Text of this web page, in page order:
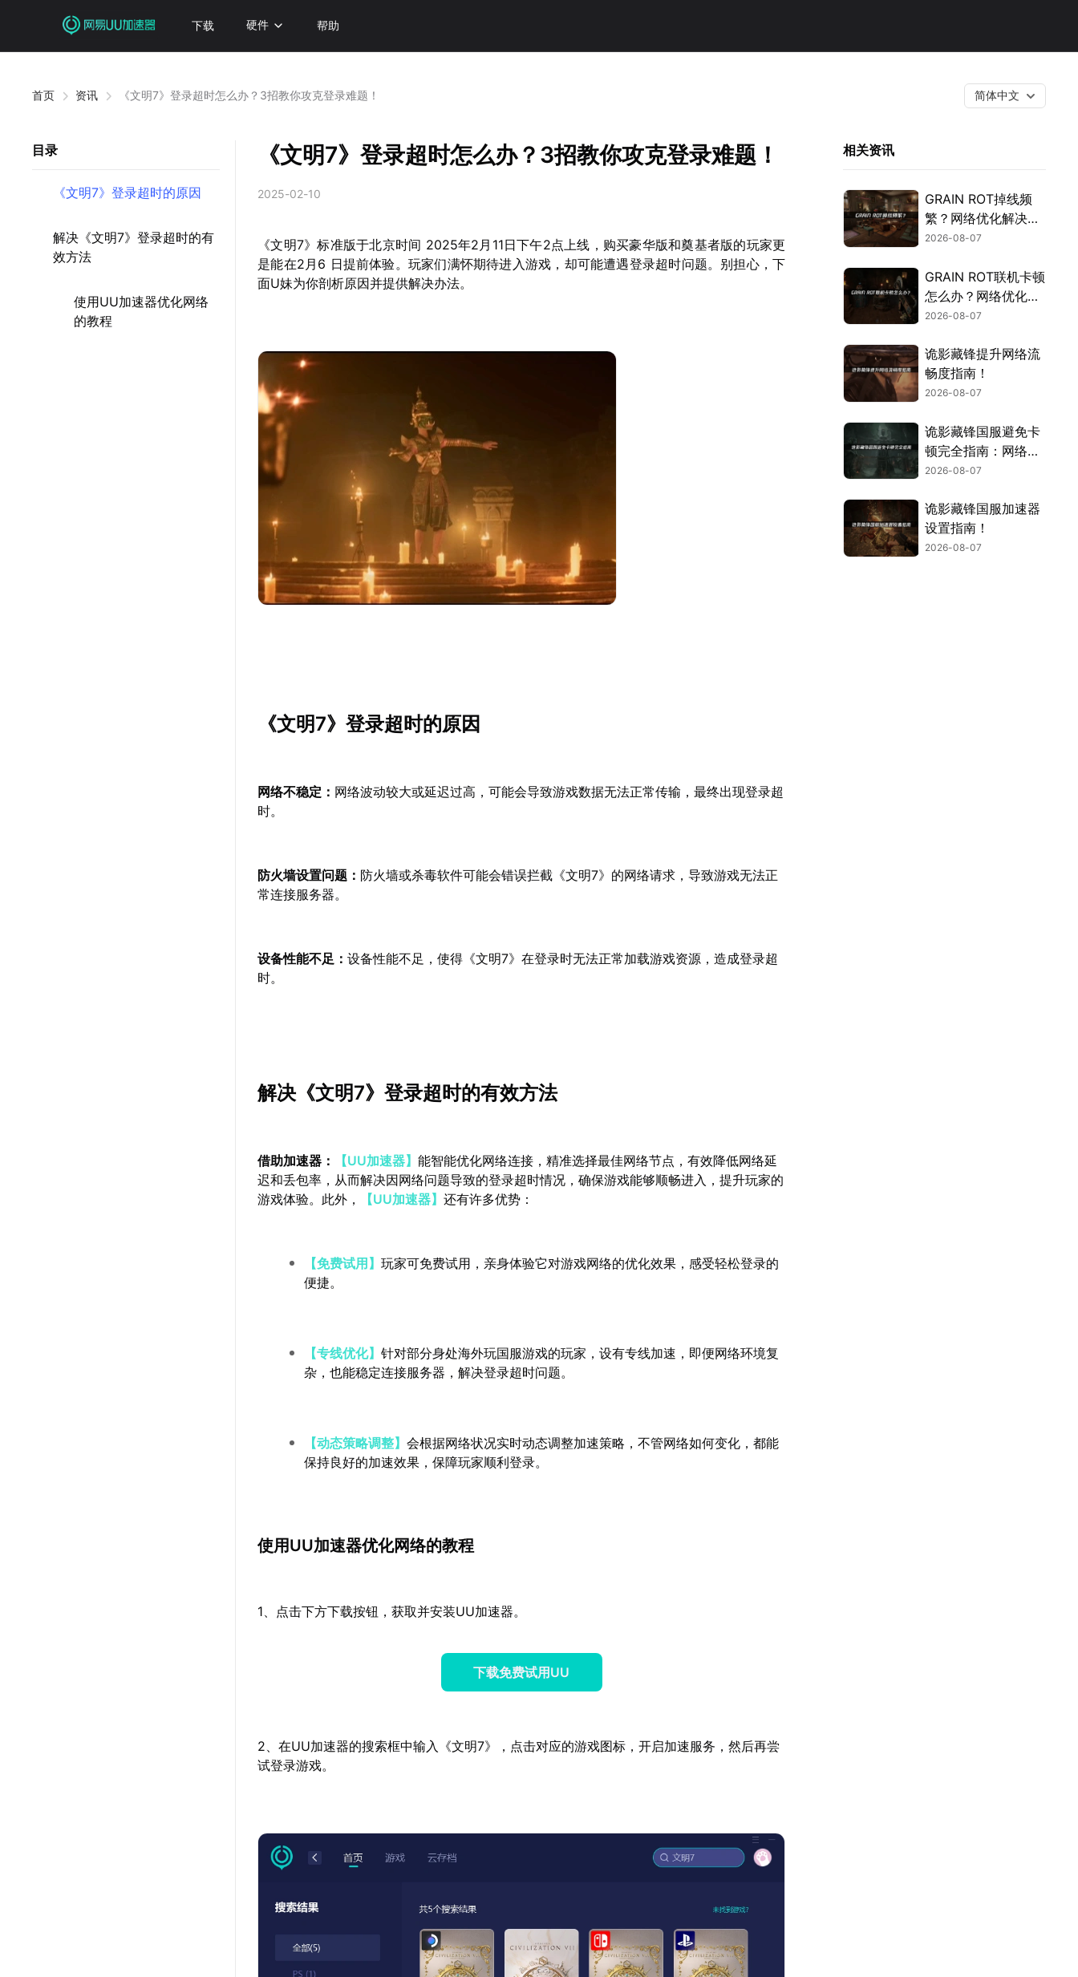
下载 硬件 帮助
首页 资讯 《文明7》登录超时怎么办？3招教你攻克登录难题！ 简体中文
目录
《文明7》登录超时的原因
解决《文明7》登录超时的有
效方法
使用UU加速器优化网络
的教程
《文明7》登录超时怎么办？3招教你攻克登录难题！
2025-02-10
《文明7》标准版于北京时间 2025年2月11日下午2点上线，购买豪华版和奠基者版的玩家更
是能在2月6 日提前体验。玩家们满怀期待进入游戏，却可能遭遇登录超时问题。别担心，下
面U妹为你剖析原因并提供解决办法。
《文明7》登录超时的原因
网络不稳定： 网络波动较大或延迟过高，可能会导致游戏数据无法正常传输，最终出现登录超
时。
防火墙设置问题： 防火墙或杀毒软件可能会错误拦截《文明7》的网络请求，导致游戏无法正
常连接服务器。
设备性能不足：设备性能不足，使得《文明7》在登录时无法正常加载游戏资源，造成登录超
时。
解决《文明7》登录超时的有效方法
借助加速器： 【UU加速器】能智能优化网络连接，精准选择最佳网络节点，有效降低网络延
迟和丢包率，从而解决因网络问题导致的登录超时情况，确保游戏能够顺畅进入，提升玩家的
游戏体验。此外，
【UU加速器】还有许多优势：
【免费试用】玩家可免费试用，亲身体验它对游戏网络的优化效果，感受轻松登录的
便捷。
【专线优化】针对部分身处海外玩国服游戏的玩家，设有专线加速，即便网络环境复
杂，也能稳定连接服务器，解决登录超时问题。
【动态策略调整】会根据网络状况实时动态调整加速策略，不管网络如何变化，都能
保持良好的加速效果，保障玩家顺利登录。
使用UU加速器优化网络的教程
1、点击下方下载按钮，获取并安装UU加速器。
下载免费试用UU
2、在UU加速器的搜索框中输入《文明7》，点击对应的游戏图标，开启加速服务，然后再尝
试登录游戏。
相关资讯
GRAIN ROT掉线频
繁？网络优化解决指
南！
2026-08-07
GRAIN ROT联机卡顿
怎么办？网络优化解
决方案！
2026-08-07
诡影藏锋提升网络流
畅度指南！
2026-08-07
诡影藏锋国服避免卡
顿完全指南：网络优
化与解决技巧！
2026-08-07
诡影藏锋国服加速器
设置指南！
2026-08-07